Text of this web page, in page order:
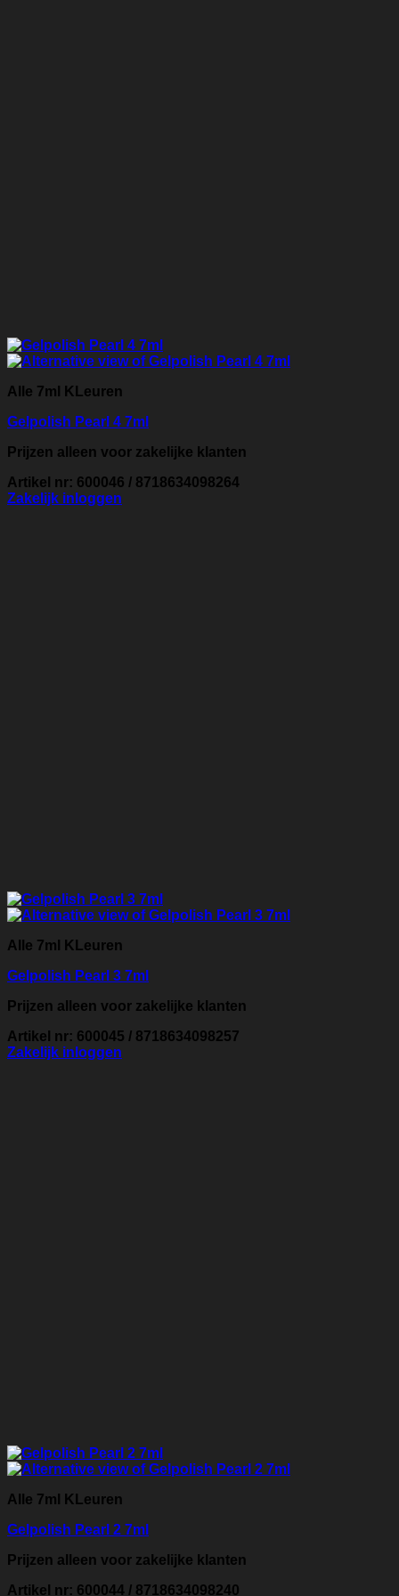
Alle 7ml KLeuren
Gelpolish Pearl 4 7ml
Prijzen alleen voor zakelijke klanten
Artikel nr: 600046 / 8718634098264
Zakelijk inloggen
Alle 7ml KLeuren
Gelpolish Pearl 3 7ml
Prijzen alleen voor zakelijke klanten
Artikel nr: 600045 / 8718634098257
Zakelijk inloggen
Alle 7ml KLeuren
Gelpolish Pearl 2 7ml
Prijzen alleen voor zakelijke klanten
Artikel nr: 600044 / 8718634098240